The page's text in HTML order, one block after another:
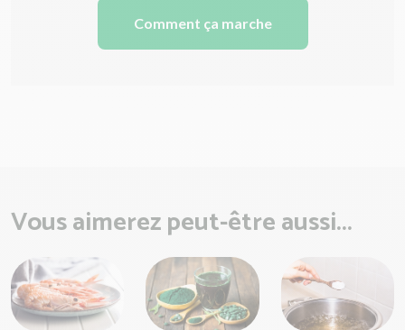
Comment ça marche
Vous aimerez peut-être aussi...